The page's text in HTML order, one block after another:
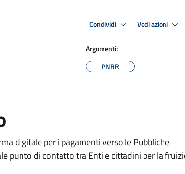
Condividi Vedi azioni
Argomenti:
PNRR
digitale per i pagamenti verso le Pubbliche
punto di contatto tra Enti e cittadini per la